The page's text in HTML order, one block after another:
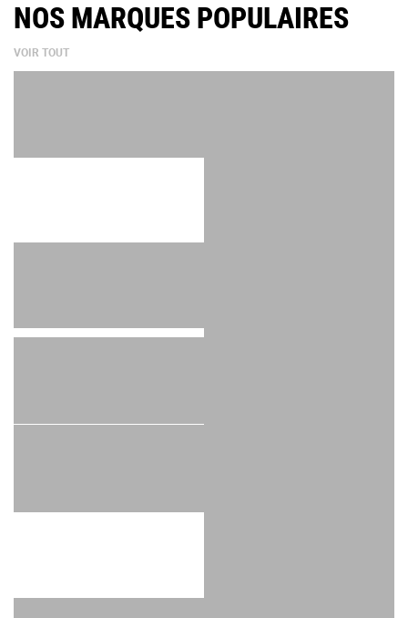
NOS MARQUES POPULAIRES
VOIR TOUT